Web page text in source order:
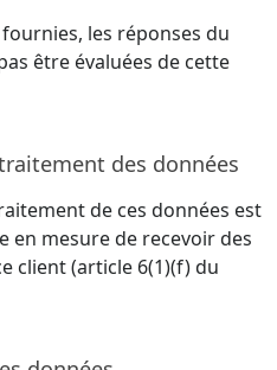
les réponses du
être évaluées de cette
des données
de ces données est
mesure de recevoir des
client (article 6(1)(f) du